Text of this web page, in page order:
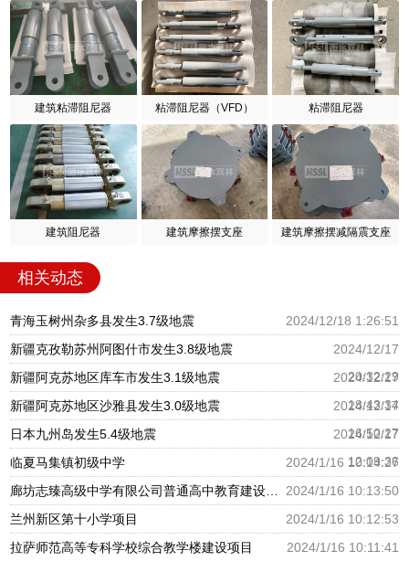
建筑粘滞阻尼器 粘滞阻尼器（VFD） 粘滞阻尼器
建筑阻尼器 建筑摩擦摆支座 建筑摩擦摆减隔震支座
相关动态
青海玉树州杂多县发生3.7级地震
2024/12/18 1:26:51
新疆克孜勒苏州阿图什市发生3.8级地震
2024/12/17
20:32:29
新疆阿克苏地区库车市发生3.1级地震
2024/12/17
18:43:34
新疆阿克苏地区沙雅县发生3.0级地震
2024/12/17
16:50:27
日本九州岛发生5.4级地震
2024/12/17
12:09:36
临夏马集镇初级中学
2024/1/16 10:14:27
2024/1/16 10:13:50
兰州新区第十小学项目
2024/1/16 10:12:53
拉萨师范高等专科学校综合教学楼建设项目
2024/1/16 10:11:41